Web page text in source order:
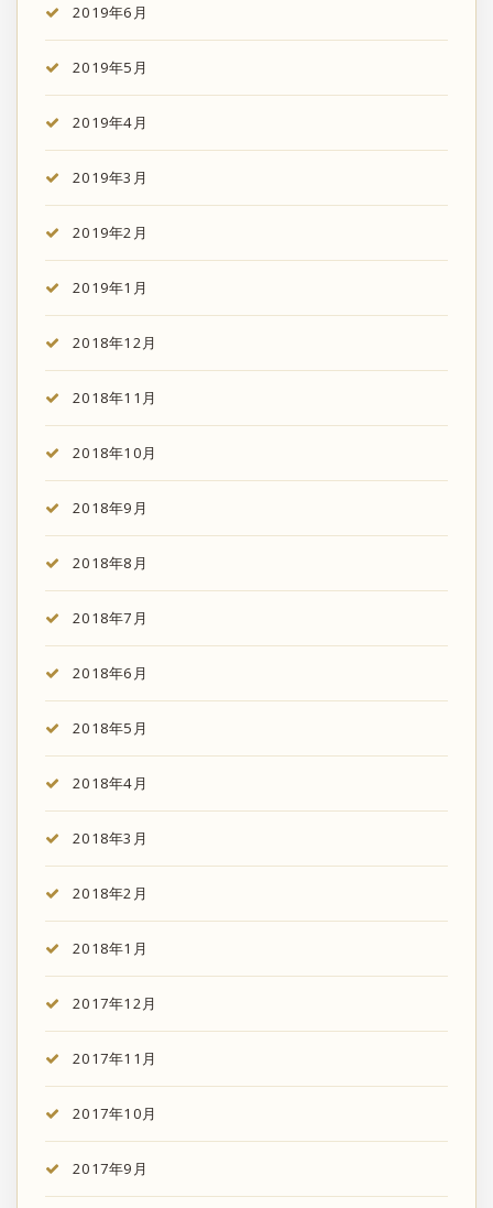
2019年6月
2019年5月
2019年4月
2019年3月
2019年2月
2019年1月
2018年12月
2018年11月
2018年10月
2018年9月
2018年8月
2018年7月
2018年6月
2018年5月
2018年4月
2018年3月
2018年2月
2018年1月
2017年12月
2017年11月
2017年10月
2017年9月